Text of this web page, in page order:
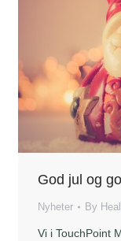
God jul og
Nyheter By
Vi i TouchPoint